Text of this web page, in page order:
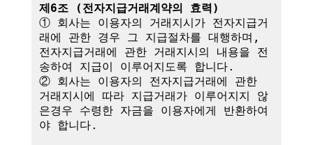
제6조 (전자지급거래계약의 효력)
① 회사는 이용자의 거래지시가 전자지급거
래에 관한 경우 그 지급절차를 대행하며,
전자지급거래에 관한 거래지시의 내용을 전
송하여 지급이 이루어지도록 합니다.
② 회사는 이용자의 전자지급거래에 관한
거래지시에 따라 지급거래가 이루어지지 않
은경우 수령한 자금을 이용자에게 반환하여
야 합니다.